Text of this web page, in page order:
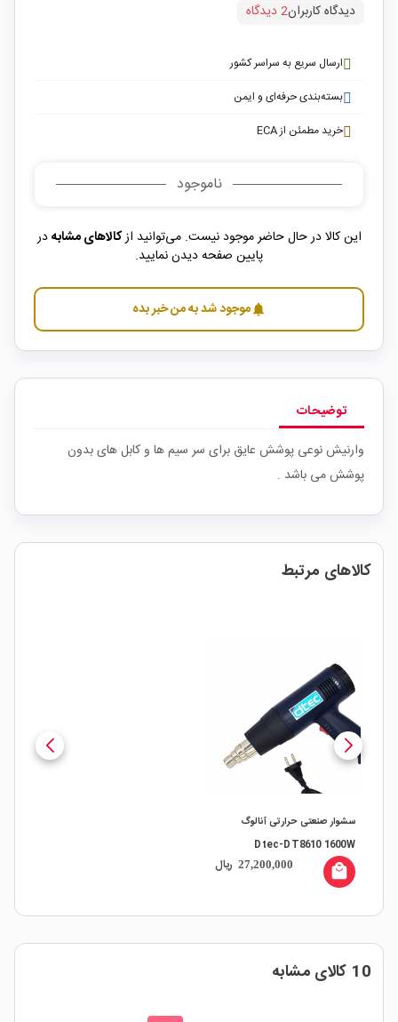
دیدگاه کاربران2 دیدگاه
ارسال سریع به سراسر کشور
بسته‌بندی حرفه‌ای و ایمن
خرید مطمئن از ECA
ناموجود
این کالا در حال حاضر موجود نیست. می‌توانید ازکالاهای مشابهدر
پایین صفحه دیدن نمایید.
notificationsموجود شد به من خبر بده
توضیحات
وارنیش نوعی پوشش عایق برای سر سیم ها و کابل های بدون
پوشش می باشد .
کالاهای مرتبط
سشوار صنعتی حرارتی آنالوگ
Dtec-DT8610 1600W
27,200,000 ریال local_mall
10 کالای مشابه